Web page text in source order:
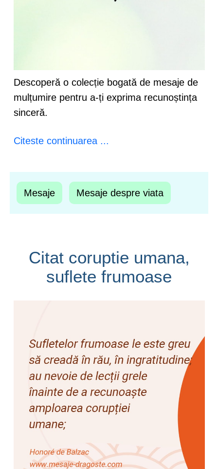
Descoperă o colecție bogată de mesaje de
mulțumire pentru a-ți exprima recunoștința
sinceră.
Citeste continuarea ...
Mesaje Mesaje despre viata
Citat coruptie umana,
suflete frumoase